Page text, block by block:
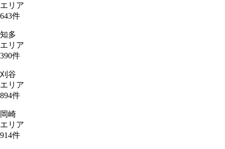
エリア
643件
知多
エリア
390件
刈谷
エリア
894件
岡崎
エリア
914件